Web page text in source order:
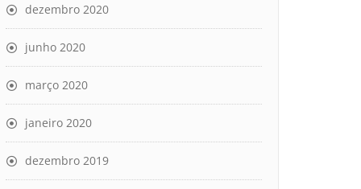
dezembro 2020
junho 2020
março 2020
janeiro 2020
dezembro 2019